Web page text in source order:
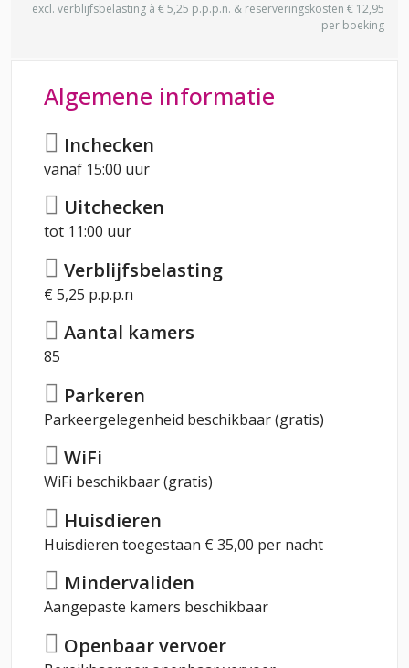
excl. verblijfsbelasting à € 5,25 p.p.p.n. & reserveringskosten € 12,95
per boeking
Algemene informatie
Inchecken
vanaf 15:00 uur
Uitchecken
tot 11:00 uur
Verblijfsbelasting
€ 5,25 p.p.p.n
Aantal kamers
85
Parkeren
Parkeergelegenheid beschikbaar (gratis)
WiFi
WiFi beschikbaar (gratis)
Huisdieren
Huisdieren toegestaan € 35,00 per nacht
Mindervaliden
Aangepaste kamers beschikbaar
Openbaar vervoer